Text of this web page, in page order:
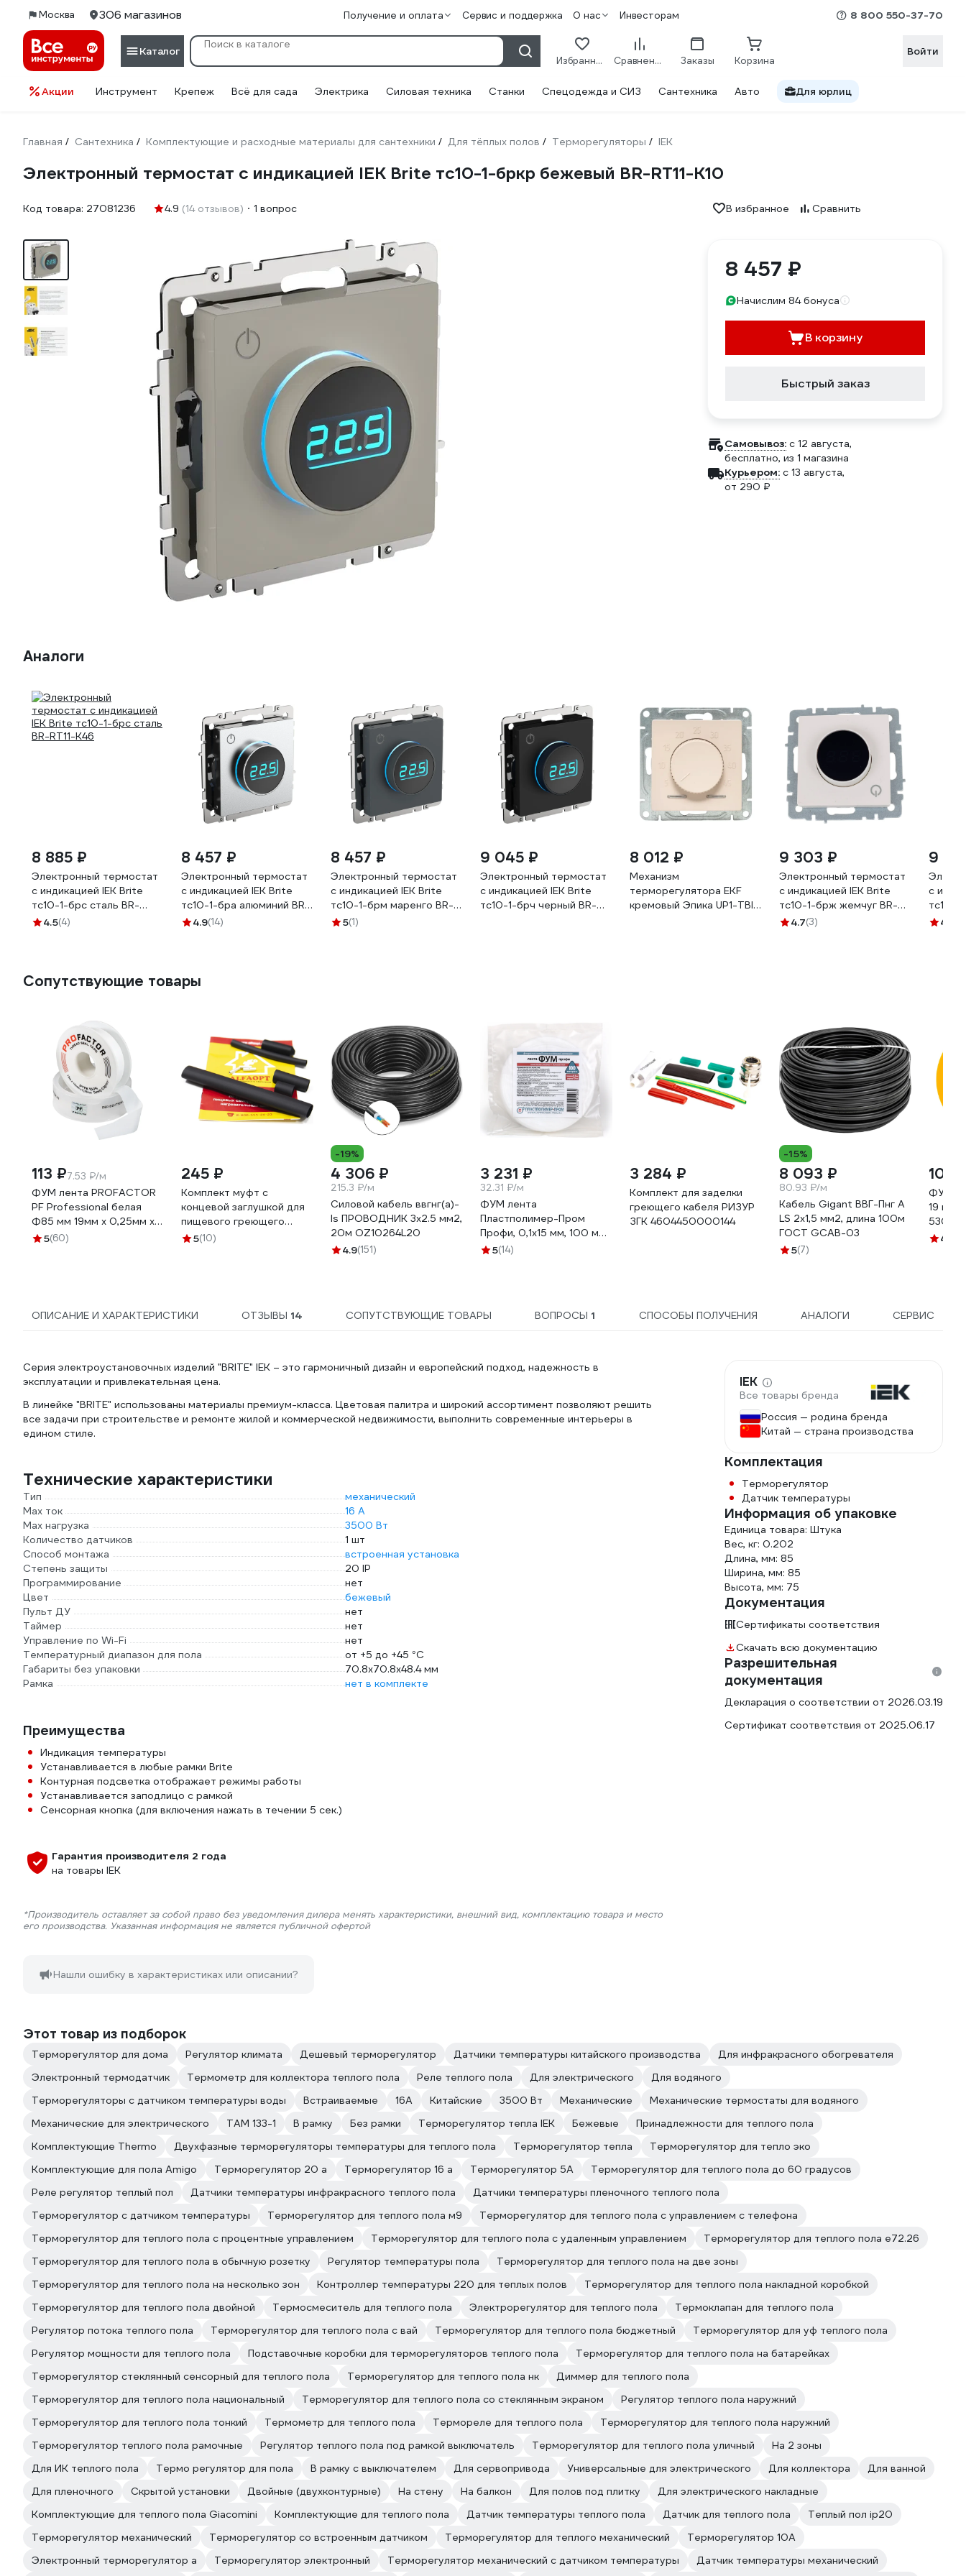
Москва 306 магазинов Получение и оплата Сервис и поддержка О нас Инвесторам 8 800 550-37-70
Каталог
Избранное Сравнение Заказы Корзина
Войти
Акции Инструмент Крепеж Всё для сада Электрика Силовая техника Станки Спецодежда и СИЗ Сантехника Авто Для юрлиц
Главная / Сантехника / Комплектующие и расходные материалы для сантехники / Для тёплых полов / Терморегуляторы / IEK
Электронный термостат с индикацией IEK Brite тс10-1-бркр бежевый BR-RT11-K10
Код товара: 27081236 4.9 (14 отзывов) 1 вопрос В избранное Сравнить
8 457 ₽
Начислим 84 бонуса
В корзину
Быстрый заказ
Самовывоз: c 12 августа,
бесплатно, из 1 магазина
Курьером: c 13 августа,
от 290 ₽
Аналоги
8 885 ₽
Электронный термостат
с индикацией IEK Brite
тс10-1-брс сталь BR-
RT11-K46
4.5(4)
8 457 ₽
Электронный термостат
с индикацией IEK Brite
тс10-1-бра алюминий BR-
RT11-K47
4.9(14)
8 457 ₽
Электронный термостат
с индикацией IEK Brite
тс10-1-брм маренго BR-
RT11-K35
5(1)
9 045 ₽
Электронный термостат
с индикацией IEK Brite
тс10-1-брч черный BR-
8 012 ₽
Механизм
терморегулятора EKF
кремовый Эпика UP1-TBI-
9 303 ₽
Электронный термостат
с индикацией IEK Brite
тс10-1-брж жемчуг BR-
RT11-K36
4.7(3)
9
с
тс10-
RT11-
4.9
Сопутствующие товары
113 ₽7.53 ₽/м
ФУМ лента PROFACTOR
PF Professional белая
Ф85 мм 19мм х 0,25мм х
15м PF FE 530
5(60)
245 ₽
Комплект муфт с
концевой заглушкой для
пищевого греющего
кабеля AlfaOpt 72KMKZ
5(10)
-19%
4 306 ₽
215.3 ₽/м
Силовой кабель ввгнг(a)-
ls ПРОВОДНИК 3x2.5 мм2,
20м OZ10264L20
4.9(151)
3 231 ₽
32.31 ₽/м
ФУМ лента
Пластполимер-Пром
Профи, 0,1х15 мм, 100 м
ЗВ-00001594
5(14)
3 284 ₽
Комплект для заделки
греющего кабеля РИЗУР
ЗГК 4604450000144
-15%
8 093 ₽
80.93 ₽/м
Кабель Gigant ВВГ-Пнг А
LS 2x1,5 мм2, длина 100м
ГОСТ GCAB-03
5(7)
109
ФУМ
19 мм
4.8
ОПИСАНИЕ И ХАРАКТЕРИСТИКИ ОТЗЫВЫ 14 СОПУТСТВУЮЩИЕ ТОВАРЫ ВОПРОСЫ 1 СПОСОБЫ ПОЛУЧЕНИЯ АНАЛОГИ СЕРВИС
Серия электроустановочных изделий "BRITE" IEK – это гармоничный дизайн и европейский подход, надежность в
эксплуатации и привлекательная цена.
В линейке "BRITE" использованы материалы премиум-класса. Цветовая палитра и широкий ассортимент позволяют решить
все задачи при строительстве и ремонте жилой и коммерческой недвижимости, выполнить современные интерьеры в
едином стиле.
Технические характеристики
Тип
механический
Max ток
16 А
Max нагрузка
3500 Вт
Количество датчиков
1 шт
Способ монтажа
встроенная установка
Степень защиты
20 IP
Программирование
нет
Цвет
бежевый
Пульт ДУ
нет
Таймер
нет
Управление по Wi-Fi
нет
Температурный диапазон для пола
от +5 до +45 °С
Габариты без упаковки
70.8x70.8x48.4 мм
Рамка
нет в комплекте
Преимущества
Индикация температуры
Устанавливается в любые рамки Brite
Контурная подсветка отображает режимы работы
Устанавливается заподлицо с рамкой
Сенсорная кнопка (для включения нажать в течении 5 сек.)
Гарантия производителя 2 года
на товары IEK
*Производитель оставляет за собой право без уведомления дилера менять характеристики, внешний вид, комплектацию товара и место
его производства. Указанная информация не является публичной офертой
Нашли ошибку в характеристиках или описании?
IEK
Все товары бренда
Россия — родина бренда
Китай — страна производства
Комплектация
Терморегулятор
Датчик температуры
Информация об упаковке
Единица товара: Штука
Вес, кг: 0.202
Длина, мм: 85
Ширина, мм: 85
Высота, мм: 75
Документация
Сертификаты соответствия
Скачать всю документацию
Разрешительная
документация
Декларация о соответствии от 2026.03.19
Сертификат соответствия от 2025.06.17
Этот товар из подборок
Терморегулятор для дома Регулятор климата Дешевый терморегулятор Датчики температуры китайского производства
Для инфракрасного обогревателя
Электронный термодатчик
Термометр для коллектора теплого пола Реле теплого пола Для электрического
Для водяного
Терморегуляторы с датчиком температуры воды
Встраиваемые 16А Китайские 3500 Вт Механические
Механические термостаты для водяного
Механические для электрического
ТАМ 133-1 В рамку Без рамки Терморегулятор тепла IEK Бежевые
Принадлежности для теплого пола
Комплектующие Thermo
Двухфазные терморегуляторы температуры для теплого пола Терморегулятор тепла
Терморегулятор для тепло эко
Комплектующие для пола Amigo
Терморегулятор 20 а Терморегулятор 16 а Терморегулятор 5А
Терморегулятор для теплого пола до 60 градусов
Реле регулятор теплый пол
Датчики температуры инфракрасного теплого пола
Датчики температуры пленочного теплого пола
Терморегулятор с датчиком температуры
Терморегулятор для теплого пола м9
Терморегулятор для теплого пола с управлением с телефона
Терморегулятор для теплого пола с процентные управлением
Терморегулятор для теплого пола с удаленным управлением
Терморегулятор для теплого пола е72.26
Терморегулятор для теплого пола в обычную розетку
Регулятор температуры пола
Терморегулятор для теплого пола на две зоны
Терморегулятор для теплого пола на несколько зон
Контроллер температуры 220 для теплых полов
Терморегулятор для теплого пола накладной коробкой
Терморегулятор для теплого пола двойной
Термосмеситель для теплого пола Электрорегулятор для теплого пола
Термоклапан для теплого пола
Регулятор потока теплого пола
Терморегулятор для теплого пола с вай Терморегулятор для теплого пола бюджетный
Терморегулятор для уф теплого пола
Регулятор мощности для теплого пола
Подставочные коробки для терморегуляторов теплого пола
Терморегулятор для теплого пола на батарейках
Терморегулятор стеклянный сенсорный для теплого пола
Терморегулятор для теплого пола нк
Диммер для теплого пола
Терморегулятор для теплого пола национальный
Терморегулятор для теплого пола со стеклянным экраном
Регулятор теплого пола наружний
Терморегулятор для теплого пола тонкий
Термометр для теплого пола Термореле для теплого пола
Терморегулятор для теплого пола наружний
Терморегулятор теплого пола рамочные
Регулятор теплого пола под рамкой выключатель Терморегулятор для теплого пола уличный
На 2 зоны
Для ИК теплого пола
Термо регулятор для пола В рамку с выключателем Для сервопривода Универсальные для электрического Для коллектора
Для ванной
Для пленочного
Скрытой установки Двойные (двухконтурные) На стену На балкон Для полов под плитку
Для электрического накладные
Комплектующие для теплого пола Giacomini
Комплектующие для теплого пола Датчик температуры теплого пола Датчик для теплого пола
Теплый пол ip20
Терморегулятор механический
Терморегулятор со встроенным датчиком Терморегулятор для теплого механический
Терморегулятор 10А
Электронный терморегулятор а
Терморегулятор электронный Терморегулятор механический с датчиком температуры Датчик температуры механический